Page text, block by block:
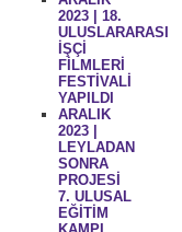
2023 | 18.
ULUSLARARASI
İŞÇİ
FİLMLERİ
FESTİVALİ
YAPILDI
ARALIK
2023 |
LEYLADAN
SONRA
PROJESİ
7. ULUSAL
EĞİTİM